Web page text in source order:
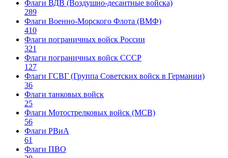
Флаги ВДВ (Воздушно-десантные войска)
289
Флаги Военно-Морского Флота (ВМФ)
410
Флаги пограничных войск России
321
Флаги пограничных войск СССР
127
Флаги ГСВГ (Группа Советских войск в Германии)
36
Флаги танковых войск
25
Флаги Мотострелковых войск (МСВ)
56
Флаги РВиА
61
Флаги ПВО